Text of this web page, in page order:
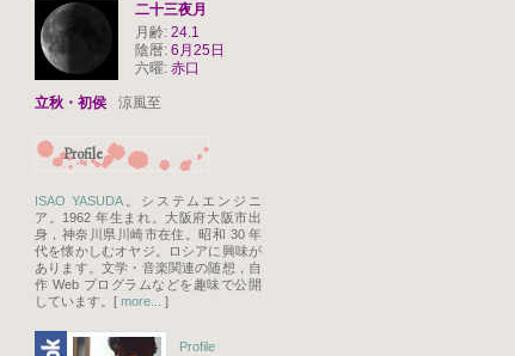
二十三夜月
月齢: 24.1
陰暦: 6月25日
六曜: 赤口
立秋・初侯 涼風至
Profile
ISAO YASUDA。システムエンジニ
ア。1962 年生まれ。大阪府大阪市出
身，神奈川県川崎市在住。昭和 30 年
代を懐かしむオヤジ。ロシアに興味が
あります。文学・音楽関連の随想，自
作 Web プログラムなどを趣味で公開
しています。[ more... ]
Profile